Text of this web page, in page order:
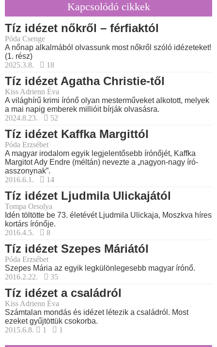
Kapcsolódó cikkek
Tíz idézet nőkről – férfiaktól
Póda Csenge
A nőnap alkalmából olvassunk most nőkről szóló idézeteket!
(1. rész)
2025.3.8.
18
Tíz idézet Agatha Christie-től
Kiss Adrienn Éva
A világhírű krimi írónő olyan mesterműveket alkotott, melyek
a mai napig emberek millióit bírják olvasásra.
2024.8.23.
52
Tíz idézet Kaffka Margittól
Póda Erzsébet
A magyar irodalom egyik legjelentősebb írónőjét, Kaffka
Margitot Ady Endre (méltán) nevezte a „nagyon-nagy író-
asszonynak”.
2016.6.1.
14
Tíz idézet Ljudmila Ulickajától
Tompa Orsolya
Idén töltötte be 73. életévét Ljudmila Ulickaja, Moszkva híres
kortárs írónője.
2016.4.5.
8
Tíz idézet Szepes Máriától
Póda Erzsébet
Szepes Mária az egyik legkülönlegesebb magyar írónő.
2016.2.22.
35
Tíz idézet a családról
Kiss Adrienn Éva
Számtalan mondás és idézet létezik a családról. Most
ezeket gyűjtöttük csokorba.
2015.6.8.
1 1